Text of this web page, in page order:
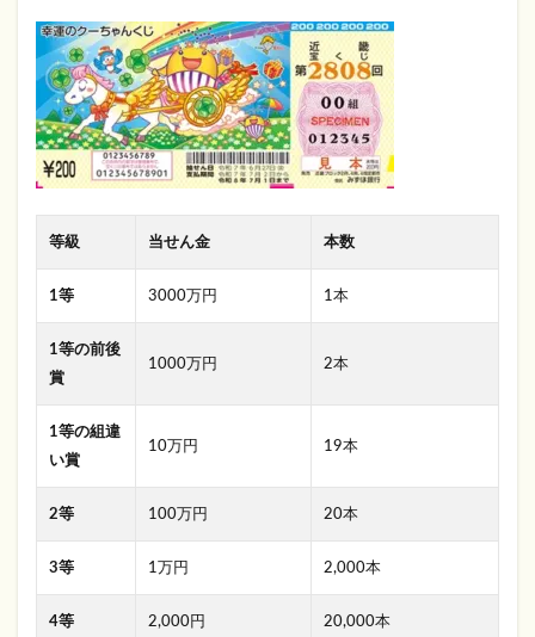
等級 当せん金 本数
1等 3000万円 1本
1等の前後
賞
1000万円 2本
1等の組違
い賞
10万円 19本
2等 100万円 20本
3等 1万円 2,000本
4等 2,000円 20,000本